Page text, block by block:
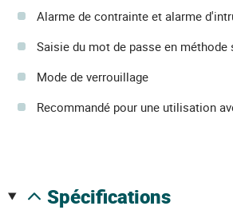
Alarme de contrainte et alarme
Saisie du mot de passe en méthode
Mode de verrouillage
Recommandé pour une utilisation
spécifications